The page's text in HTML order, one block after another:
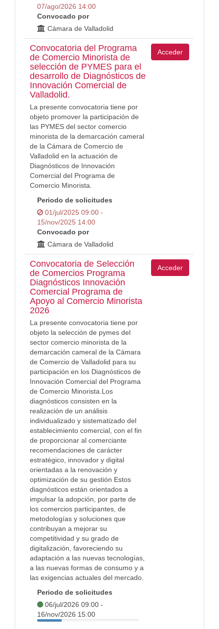
07/ago/2026 14:00
Convocado por
Cámara de Valladolid
Convocatoria del Programa
de Comercio Minorista de
selección de PYMES para el
desarrollo de Diagnósticos de
Innovación Comercial de
Valladolid.
La presente convocatoria tiene por
objeto promover la participación de
las PYMES del sector comercio
minorista de la demarcación cameral
de la Cámara de Comercio de
Valladolid en la actuación de
Diagnósticos de Innovación
Comercial del Programa de
Comercio Minorista.
Periodo de solicitudes
01/jul/2025 09:00 -
15/nov/2025 14:00
Convocado por
Cámara de Valladolid
Acceder
Convocatoria de Selección
de Comercios Programa
Diagnósticos Innovación
Comercial Programa de
Apoyo al Comercio Minorista
2026
La presente convocatoria tiene por
objeto la selección de pymes del
sector comercio minorista de la
demarcación cameral de la Cámara
de Comercio de Valladolid para su
participación en los Diagnósticos de
Innovación Comercial del Programa
de Comercio Minorista.Los
diagnósticos consisten en la
realización de un análisis
individualizado y sistematizado del
establecimiento comercial, con el fin
de proporcionar al comerciante
recomendaciones de carácter
estratégico, innovador y digital
orientadas a la renovación y
optimización de su gestión Estos
diagnósticos están orientados a
impulsar la adopción, por parte de
los comercios participantes, de
metodologías y soluciones que
contribuyan a mejorar su
competitividad y su grado de
digitalización, favoreciendo su
adaptación a las nuevas tecnologías,
a las nuevas formas de consumo y a
las exigencias actuales del mercado.
Periodo de solicitudes
06/jul/2026 09:00 -
16/nov/2026 15:00
Acceder